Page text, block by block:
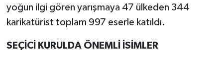
yoğun ilgi gören yarışmaya 47 ülkeden 344
karikatürist toplam 997 eserle katıldı.
SEÇİCİ KURULDA ÖNEMLİ İSİMLER